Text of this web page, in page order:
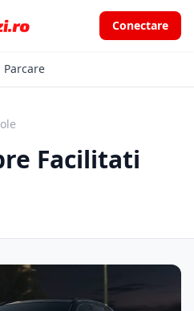
Conectare
Parcare
Facilitati